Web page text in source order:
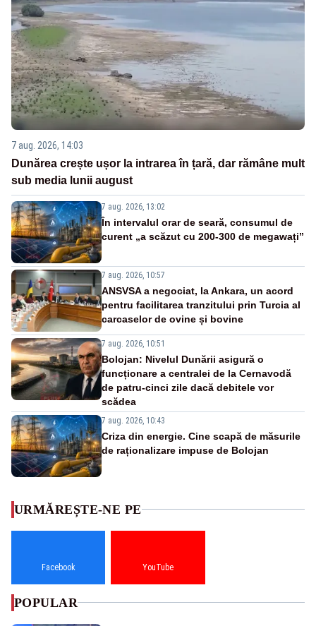
7 aug. 2026, 14:03
Dunărea crește ușor la intrarea în țară, dar rămâne mult
sub media lunii august
7 aug. 2026, 13:02
În intervalul orar de seară, consumul de
curent „a scăzut cu 200-300 de megawați”
7 aug. 2026, 10:57
ANSVSA a negociat, la Ankara, un acord
pentru facilitarea tranzitului prin Turcia al
carcaselor de ovine și bovine
7 aug. 2026, 10:51
Bolojan: Nivelul Dunării asigură o
funcționare a centralei de la Cernavodă
de patru-cinci zile dacă debitele vor
scădea
7 aug. 2026, 10:43
Criza din energie. Cine scapă de măsurile
de raționalizare impuse de Bolojan
URMĂREȘTE-NE PE
Facebook YouTube
POPULAR